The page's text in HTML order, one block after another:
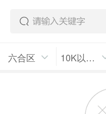
六合区 10K以上/月